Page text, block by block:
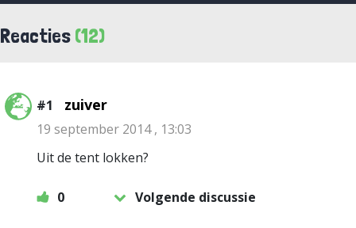
Reacties (12)
#1 zuiver
19 september 2014 , 13:03
Uit de tent lokken?
0 Volgende discussie